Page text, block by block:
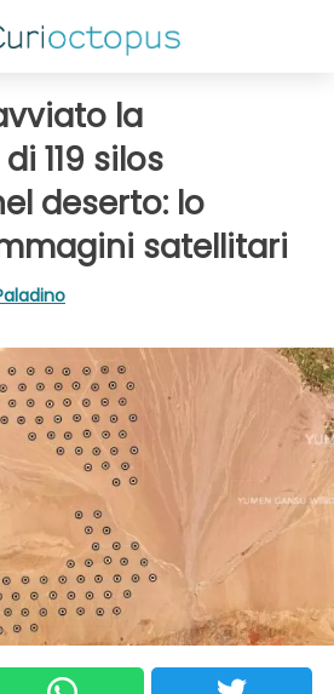
la
119 silos
deserto: lo
satellitari